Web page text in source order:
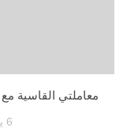
معاملتي القاسية مع
6 يوليو، 2010